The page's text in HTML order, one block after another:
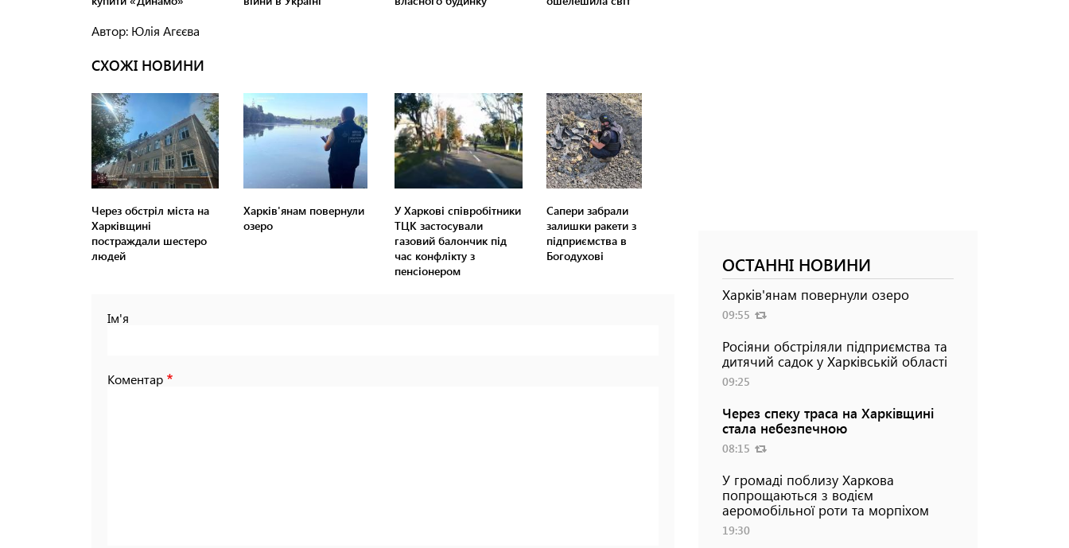
Автор: Юлія Агєєва
СХОЖІ НОВИНИ
Через обстріл міста на
Харківщині
постраждали шестеро
людей
Харків'янам повернули
озеро
У Харкові співробітники
ТЦК застосували
газовий балончик під
час конфлікту з
пенсіонером
Сапери забрали
залишки ракети з
підприємства в
Богодухові
Ім'я
Коментар
ОСТАННІ НОВИНИ
Харків'янам повернули озеро
09:55
Росіяни обстріляли підприємства та
дитячий садок у Харківській області
09:25
Через спеку траса на Харківщині
стала небезпечною
08:15
У громаді поблизу Харкова
попрощаються з водієм
аеромобільної роти та морпіхом
19:30